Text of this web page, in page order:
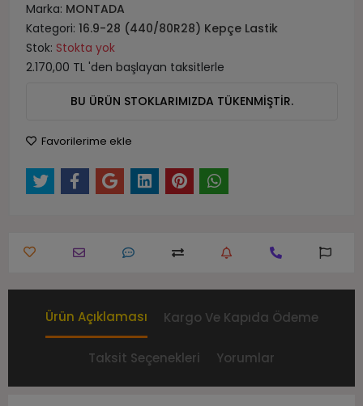
Marka: MONTADA
Kategori: 16.9-28 (440/80R28) Kepçe Lastik
Stok: Stokta yok
2.170,00 TL 'den başlayan taksitlerle
BU ÜRÜN STOKLARIMIZDA TÜKENMİŞTİR.
Favorilerime ekle
Ürün Açıklaması Kargo Ve Kapıda Ödeme
Taksit Seçenekleri Yorumlar